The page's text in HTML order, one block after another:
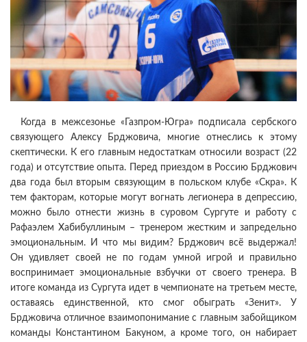
Когда в межсезонье «Газпром-Югра» подписала сербского
связующего Алексу Брджовича, многие отнеслись к этому
скептически. К его главным недостаткам относили возраст (22
года) и отсутствие опыта. Перед приездом в Россию Брджович
два года был вторым связующим в польском клубе «Скра». К
тем факторам, которые могут вогнать легионера в депрессию,
можно было отнести жизнь в суровом Сургуте и работу с
Рафаэлем Хабибуллиным – тренером жестким и запредельно
эмоциональным. И что мы видим? Брджович всё выдержал!
Он удивляет своей не по годам умной игрой и правильно
воспринимает эмоциональные взбучки от своего тренера. В
итоге команда из Сургута идет в чемпионате на третьем месте,
оставаясь единственной, кто смог обыграть «Зенит». У
Брджовича отличное взаимопонимание с главным забойщиком
команды Константином Бакуном, а кроме того, он набирает